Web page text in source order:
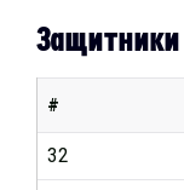
Защитники
#
32